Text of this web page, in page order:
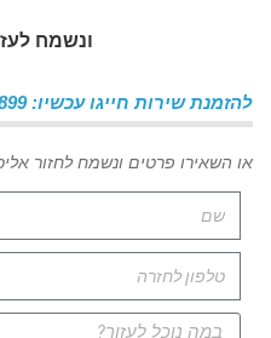
ונשמח
להזמנת שירות חייגו עכשיו: 055-925-0899
או השאירו פרטים ונשמח לחזור